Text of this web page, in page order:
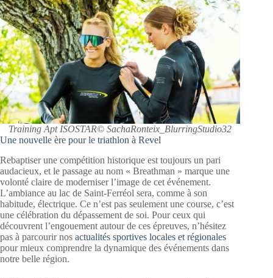
Training Apt ISOSTAR© SachaRonteix_BlurringStudio32
Une nouvelle ère pour le triathlon à Revel
Rebaptiser une compétition historique est toujours un pari
audacieux, et le passage au nom « Breathman » marque une
volonté claire de moderniser l’image de cet événement.
L’ambiance au lac de Saint-Ferréol sera, comme à son
habitude, électrique. Ce n’est pas seulement une course, c’est
une célébration du dépassement de soi. Pour ceux qui
découvrent l’engouement autour de ces épreuves, n’hésitez
pas à parcourir nos actualités sportives locales et régionales
pour mieux comprendre la dynamique des événements dans
notre belle région.